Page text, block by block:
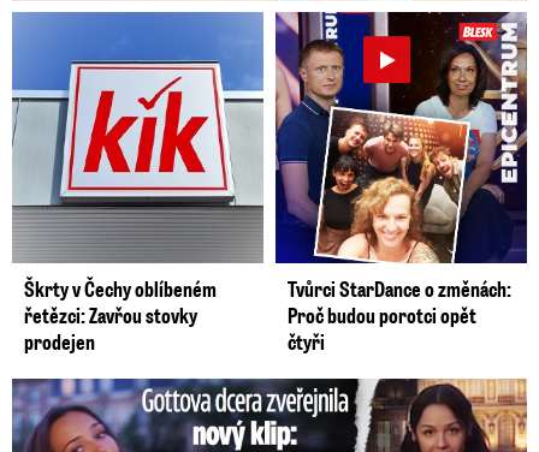
Škrty v Čechy oblíbeném
řetězci: Zavřou stovky
prodejen
Tvůrci StarDance o změnách:
Proč budou porotci opět
čtyři
Gottova dcera zveřejnila nový klip: Je jako Olivie Rodrigo!